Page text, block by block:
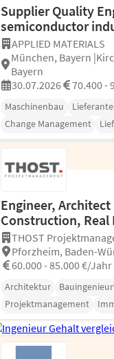
Supplier Quality
semiconductor
APPLIED MATERIALS
München, Bayern
Bayern
30.07.2026
70.400 -
Maschinenbau
Change Management
Engineer,
Construction,
THOST
Pforzheim, Baden-
60.000 - 85.000 €/Jahr
Architektur
Projektmanagement